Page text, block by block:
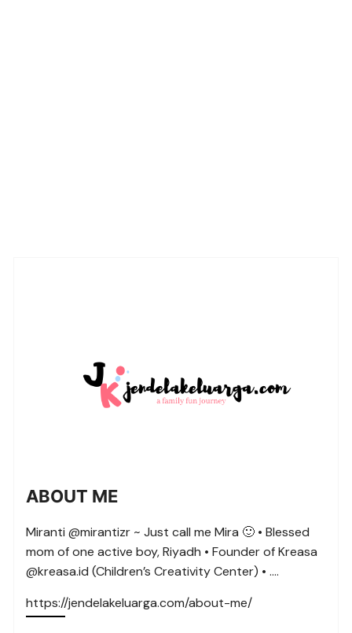
ABOUT ME
Miranti @mirantizr ~ Just call me Mira 🙂 • Blessed
mom of one active boy, Riyadh • Founder of Kreasa
@kreasa.id (Children’s Creativity Center) • ….
https://jendelakeluarga.com/about-me/